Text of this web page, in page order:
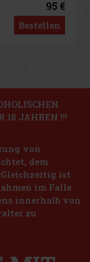
U 100ml
Unisex-Duft mit
Er ist inspiriert
und der warmen
sinnlich, beh
42.66 €
Bestellen
79 €
Bestellen
einfängt.
18 JAHREN !!!
von
dem
ist
im Falle
innerhalb von
zu